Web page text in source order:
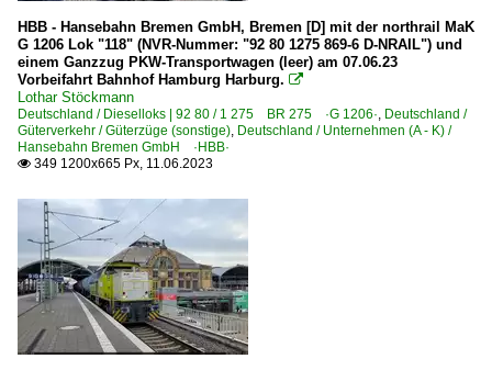
HBB - Hansebahn Bremen GmbH, Bremen [D] mit der northrail MaK
G 1206 Lok "118" (NVR-Nummer: "92 80 1275 869-6 D-NRAIL") und
einem Ganzzug PKW-Transportwagen (leer) am 07.06.23
Vorbeifahrt Bahnhof Hamburg Harburg. 
Lothar Stöckmann
Deutschland / Dieselloks | 92 80 / 1 275 BR 275 ·G 1206· Deutschland /
Güterverkehr / Güterzüge (sonstige) Deutschland / Unternehmen (A - K) /
Hansebahn Bremen GmbH ·HBB·
 349 1200x665 Px, 11.06.2023